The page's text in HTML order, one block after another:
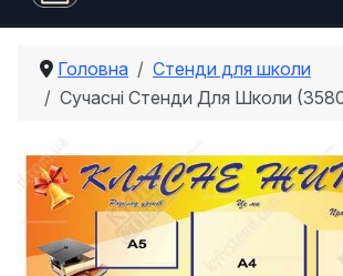
Головна
Стенди для школи
Сучасні Стенди Для Школи